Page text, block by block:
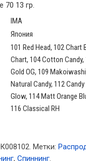
70 13 гр.
IMA
Япония
101 Red Head, 102 Chart
Chart, 104 Cotton Candy,
Gold OG, 109
Natural Candy, 112
Glow, 114 Matt Orange
116 Classical RH
. Метки:
, Спиннинг.